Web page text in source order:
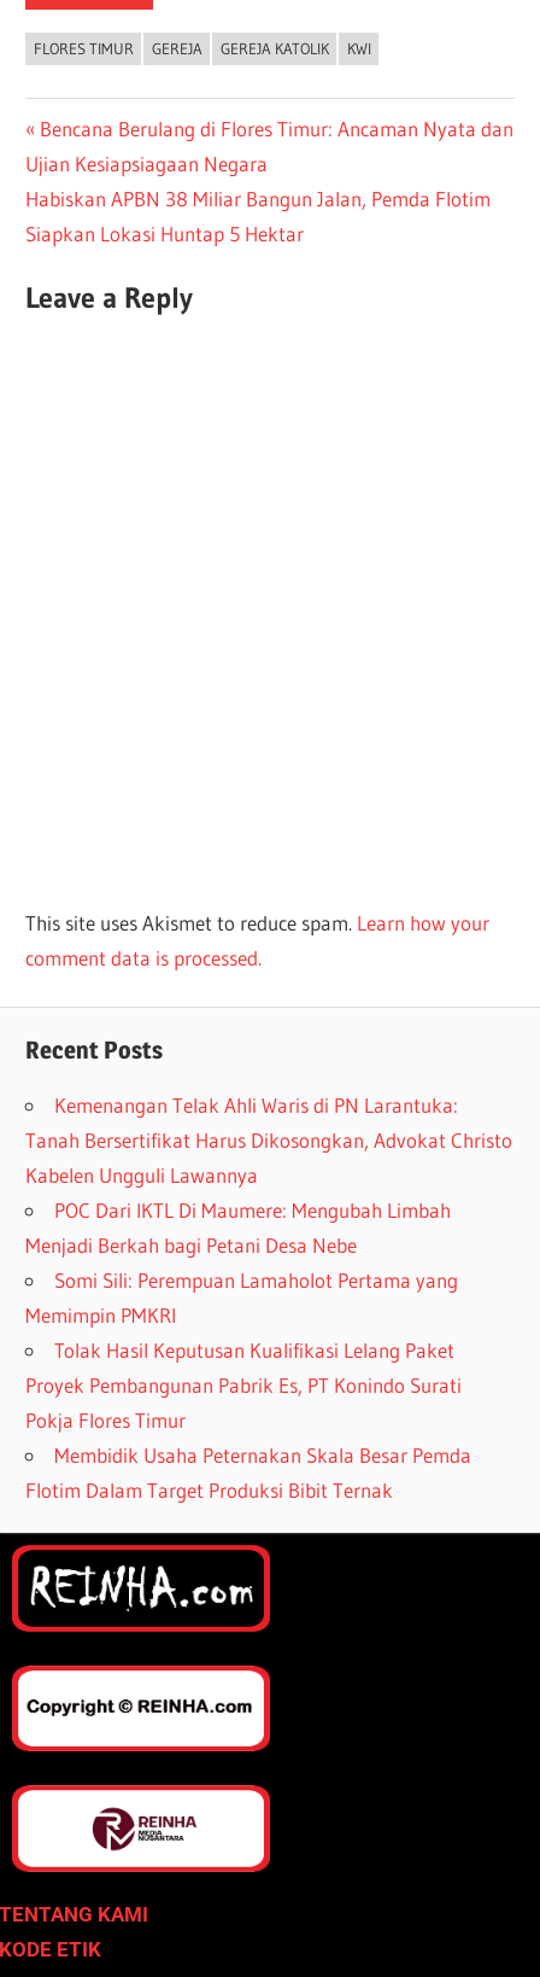
FLORES TIMUR GEREJA GEREJA KATOLIK KWI
Bencana Berulang di Flores Timur: Ancaman Nyata dan
Ujian Kesiapsiagaan Negara
Habiskan APBN 38 Miliar Bangun Jalan, Pemda Flotim
Siapkan Lokasi Huntap 5 Hektar
Leave a Reply
This site uses Akismet to reduce spam. Learn how your
comment data is processed.
Recent Posts
Kemenangan Telak Ahli Waris di PN Larantuka:
Tanah Bersertifikat Harus Dikosongkan, Advokat Christo
Kabelen Ungguli Lawannya
POC Dari IKTL Di Maumere: Mengubah Limbah
Menjadi Berkah bagi Petani Desa Nebe
Somi Sili: Perempuan Lamaholot Pertama yang
Memimpin PMKRI
Tolak Hasil Keputusan Kualifikasi Lelang Paket
Proyek Pembangunan Pabrik Es, PT Konindo Surati
Pokja Flores Timur
Membidik Usaha Peternakan Skala Besar Pemda
Flotim Dalam Target Produksi Bibit Ternak
TENTANG KAMI
KODE ETIK